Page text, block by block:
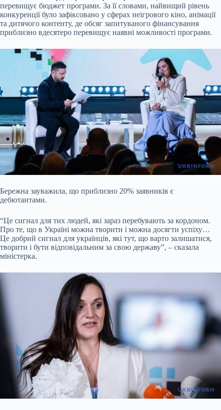
перевищує бюджет програми. За її словами, найвищий рівень
конкуренції було зафіксовано у сферах неігрового кіно, анімації
та дитячого контенту, де обсяг запитуваного фінансування
приблизно вдесятеро перевищує наявні можливості програми.
Бережна зауважила, що приблизно 20% заявників є
дебютантами.
“Це сигнал для тих людей, які зараз перебувають за кордоном.
Про те, що в Україні можна творити і можна досягти успіху…
Це добрий сигнал для українців, які тут, що варто залишатися,
творити і бути відповідальним за свою державу”, – сказала
міністерка.